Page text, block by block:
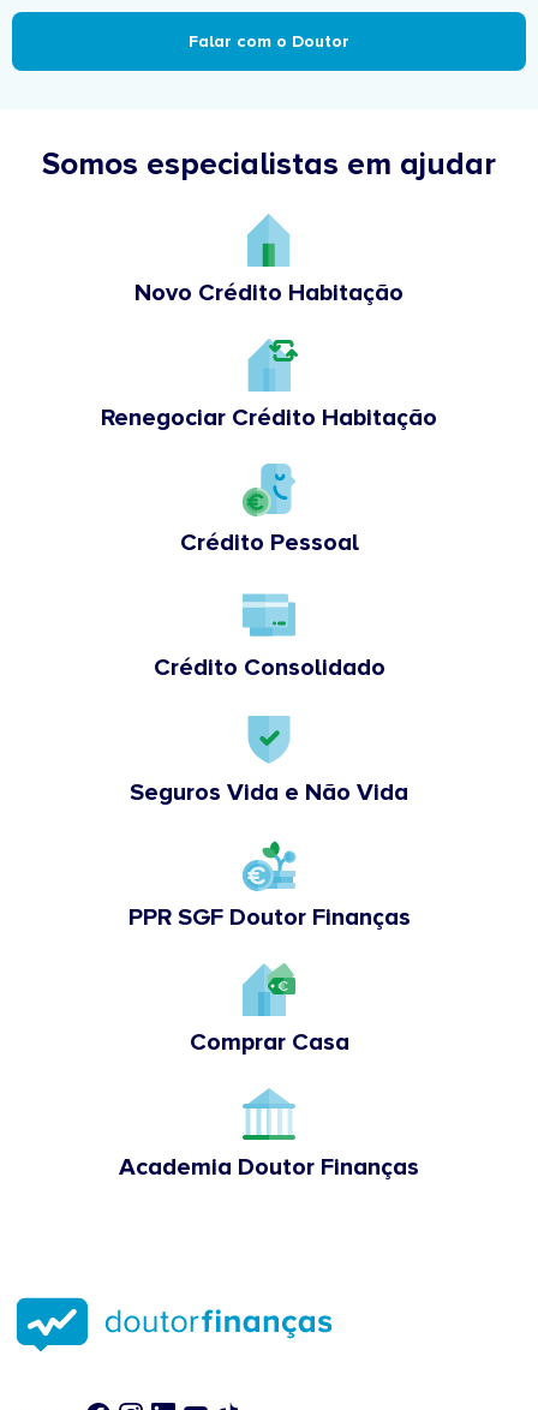
Falar com o Doutor
Somos especialistas em ajudar
Novo Crédito Habitação
Renegociar Crédito Habitação
Crédito Pessoal
Crédito Consolidado
Seguros Vida e Não Vida
PPR SGF Doutor Finanças
Comprar Casa
Academia Doutor Finanças